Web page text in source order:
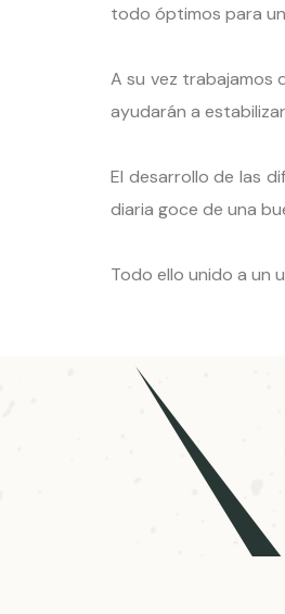
todo óptimos para
A su vez trabajamos
ayudarán a
El desarrollo de las
diaria goce de una
Todo ello unido a un